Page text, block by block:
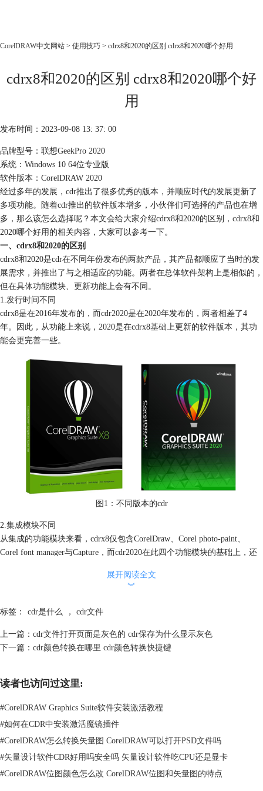
产品
下载
购买
CorelDRAW中文网站 > 使用技巧 > cdrx8和2020的区别 cdrx8和2020哪个好用
cdrx8和2020的区别 cdrx8和2020哪个好
用
发布时间：2023-09-08 13: 37: 00
品牌型号：联想GeekPro 2020
系统：Windows 10 64位专业版
软件版本：CorelDRAW 2020
经过多年的发展，cdr推出了很多优秀的版本，并顺应时代的发展更新了
多项功能。随着cdr推出的软件版本增多，小伙伴们可选择的产品也在增
多，那么该怎么选择呢？本文会给大家介绍cdrx8和2020的区别， cdrx8和
2020哪个好用的相关内容，大家可以参考一下。
一、cdrx8和2020的区别
cdrx8和2020是cdr在不同年份发布的两款产品，其产品都顺应了当时的发
展需求，并推出了与之相适应的功能。两者在总体软件架构上是相似的，
但在具体功能模块、更新功能上会有不同。
1.发行时间不同
cdrx8是在2016年发布的，而cdr2020是在2020年发布的，两者相差了4
年。因此，从功能上来说，2020是在cdrx8基础上更新的软件版本，其功
能会更完善一些。
图1：不同版本的cdr
2.集成模块不同
从集成的功能模块来看，cdrx8仅包含CorelDraw、Corel photo-paint、
Corel font manager与Capture，而cdr2020在此四个功能模块的基础上，还
动协作的方式应用cdr的功能。
图2：功能模块
展开阅读全文
︾
标签： cdr是什么 ， cdr文件
上一篇： cdr文件打开页面是灰色的 cdr保存为什么显示灰色
下一篇： cdr颜色转换在哪里 cdr颜色转换快捷键
读者也访问过这里:
#CorelDRAW Graphics Suite软件安装激活教程
#如何在CDR中安装激活魔镜插件
#CorelDRAW怎么转换矢量图 CorelDRAW可以打开PSD文件吗
#矢量设计软件CDR好用吗安全吗 矢量设计软件吃CPU还是显卡
#CorelDRAW位图颜色怎么改 CorelDRAW位图和矢量图的特点